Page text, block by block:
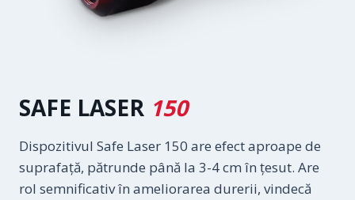
SAFE LASER 150
Dispozitivul Safe Laser 150 are efect aproape de
suprafaţă, pătrunde până la 3-4 cm în ţesut. Are
rol semnificativ în ameliorarea durerii, vindecă